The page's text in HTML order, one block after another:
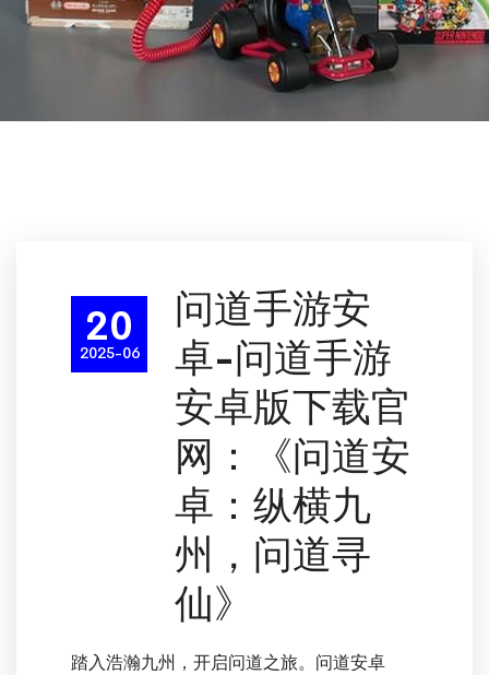
20
2025-06
问道手游安
卓-问道手游
安卓版下载官
网：《问道安
卓：纵横九
州，问道寻
仙》
踏入浩瀚九州，开启问道之旅。问道安卓